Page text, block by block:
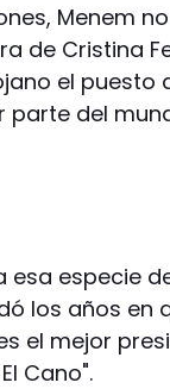
Menem
de Cristina
el puesto
parte del
esa especie
los años
el mejor
Cano".